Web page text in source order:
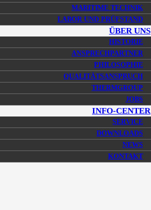
MARITIME TECHNIK
LABOR UND PRÜFSTAND
ÜBER UNS
HISTORIE
ANSPRECHPARTNER
PHILOSOPHIE
QUALITÄTSANSPRUCH
THERMGROUP
JOBS
INFO-CENTER
SERVICE
DOWNLOADS
NEWS
KONTAKT